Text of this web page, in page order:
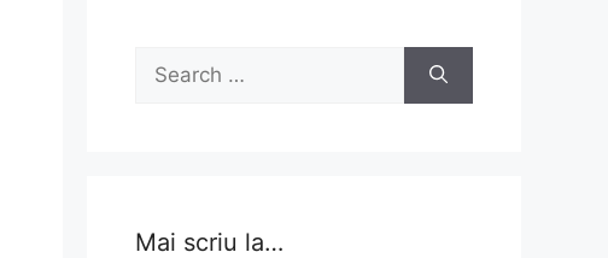
Search
for:
Mai scriu la…